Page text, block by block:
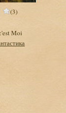
(3)
Moi